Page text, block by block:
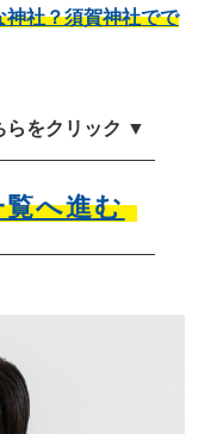
社？須賀神社でで
らをクリック ▼
覧へ進む